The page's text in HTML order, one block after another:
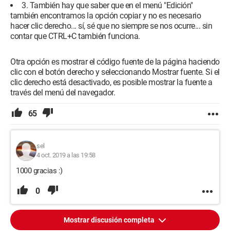
3. También hay que saber que en el menú "Edición"
también encontramos la opción copiar y no es necesario
hacer clic derecho... sí, sé que no siempre se nos ocurre... sin
contar que CTRL+C también funciona.
Otra opción es mostrar el código fuente de la página haciendo
clic con el botón derecho y seleccionando Mostrar fuente. Si el
clic derecho está desactivado, es posible mostrar la fuente a
través del menú del navegador.
65
sel
4 oct. 2019 a las 19:58
1000 gracias :)
0
Mostrar discusión completa